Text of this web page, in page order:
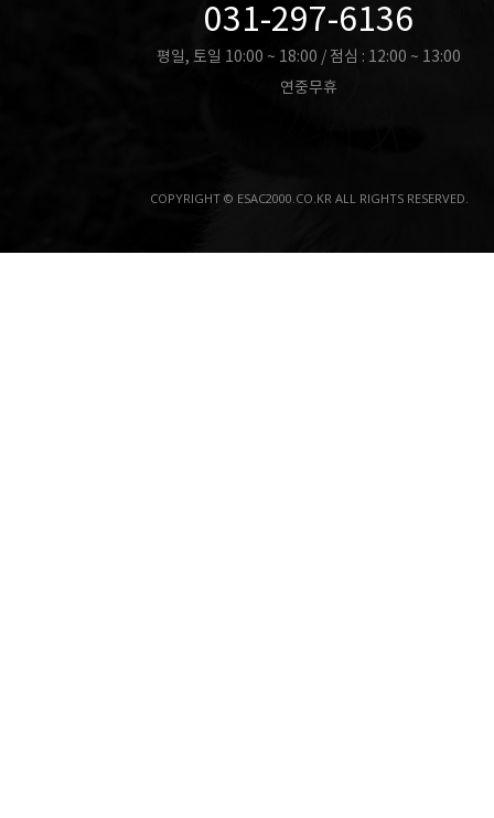
031-297-6136
평일, 토일 10:00 ~ 18:00 / 점심 : 12:00 ~ 13:00
연중무휴
COPYRIGHT © ESAC2000.CO.KR ALL RIGHTS RESERVED.